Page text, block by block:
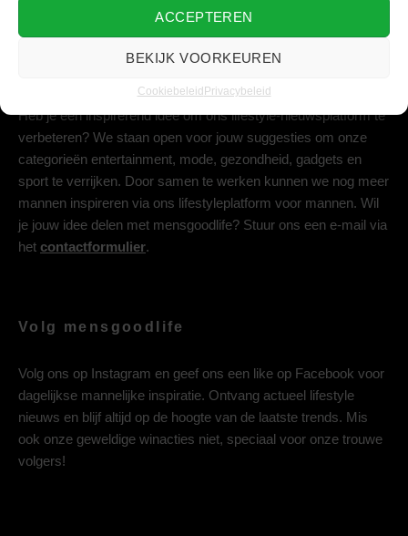
ACCEPTEREN
BEKIJK VOORKEUREN
Cookiebeleid Privacybeleid
Heb je een inspirerend idee om ons lifestyle-nieuwsplatform te
verbeteren? We staan open voor jouw suggesties om onze
categorieën entertainment, mode, gezondheid, gadgets en
sport te verrijken. Door samen te werken kunnen we nog meer
mannen inspireren via ons lifestyleplatform voor mannen. Wil
je jouw idee delen met mensgoodlife? Stuur ons een e-mail via
het contactformulier.
Volg mensgoodlife
Volg ons op Instagram en geef ons een like op Facebook voor
dagelijkse mannelijke inspiratie. Ontvang actueel lifestyle
nieuws en blijf altijd op de hoogte van de laatste trends. Mis
ook onze geweldige winacties niet, speciaal voor onze trouwe
volgers!